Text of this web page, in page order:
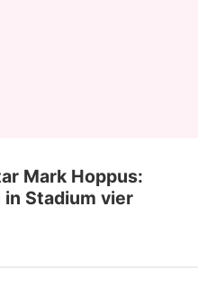
Mark Hoppus:
in Stadium vier